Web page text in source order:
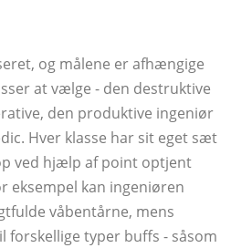
og målene er afhængige
at vælge - den destruktive
den produktive ingeniør
Hver klasse har sit eget sæt
ved hjælp af point optjent
eksempel kan ingeniøren
våbentårne, mens
forskellige typer buffs - såsom